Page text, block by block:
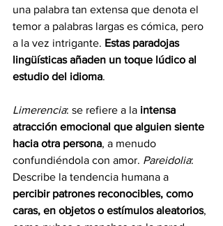
una palabra tan extensa que denota el
temor a palabras largas es cómica, pero
a la vez intrigante. Estas paradojas
lingüísticas añaden un toque lúdico al
estudio del idioma.
Limerencia: se refiere a la intensa
atracción emocional que alguien siente
hacia otra persona, a menudo
confundiéndola con amor. Pareidolia:
Describe la tendencia humana a
percibir patrones reconocibles, como
caras, en objetos o estímulos aleatorios,